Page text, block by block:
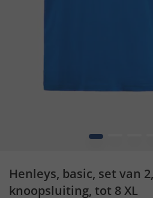
1
Henleys, basic, set van
knoopsluiting, tot 8 XL